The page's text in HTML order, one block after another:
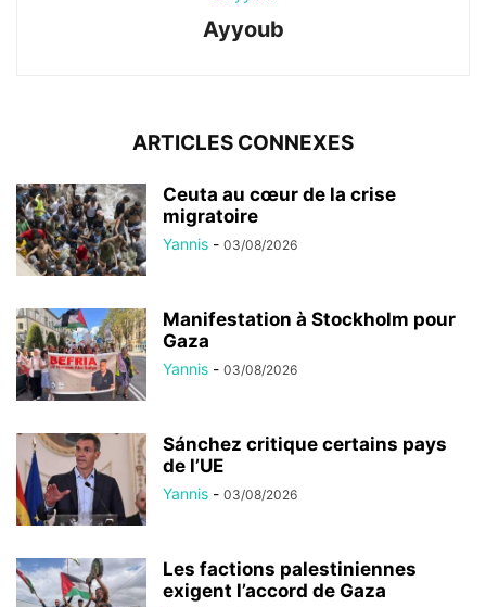
Ayyoub
ARTICLES CONNEXES
Ceuta au cœur de la crise
migratoire
Yannis - 03/08/2026
Manifestation à Stockholm pour
Gaza
Yannis - 03/08/2026
Sánchez critique certains pays
de l’UE
Yannis - 03/08/2026
Les factions palestiniennes
exigent l’accord de Gaza